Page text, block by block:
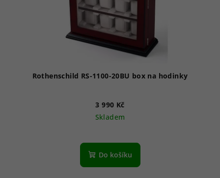
Rothenschild RS-1100-20BU box na hodinky
3 990 Kč
Skladem
Do košíku